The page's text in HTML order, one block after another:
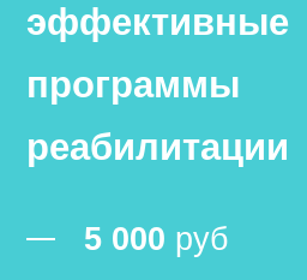
эффективные
программы
реабилитации
5 000 руб